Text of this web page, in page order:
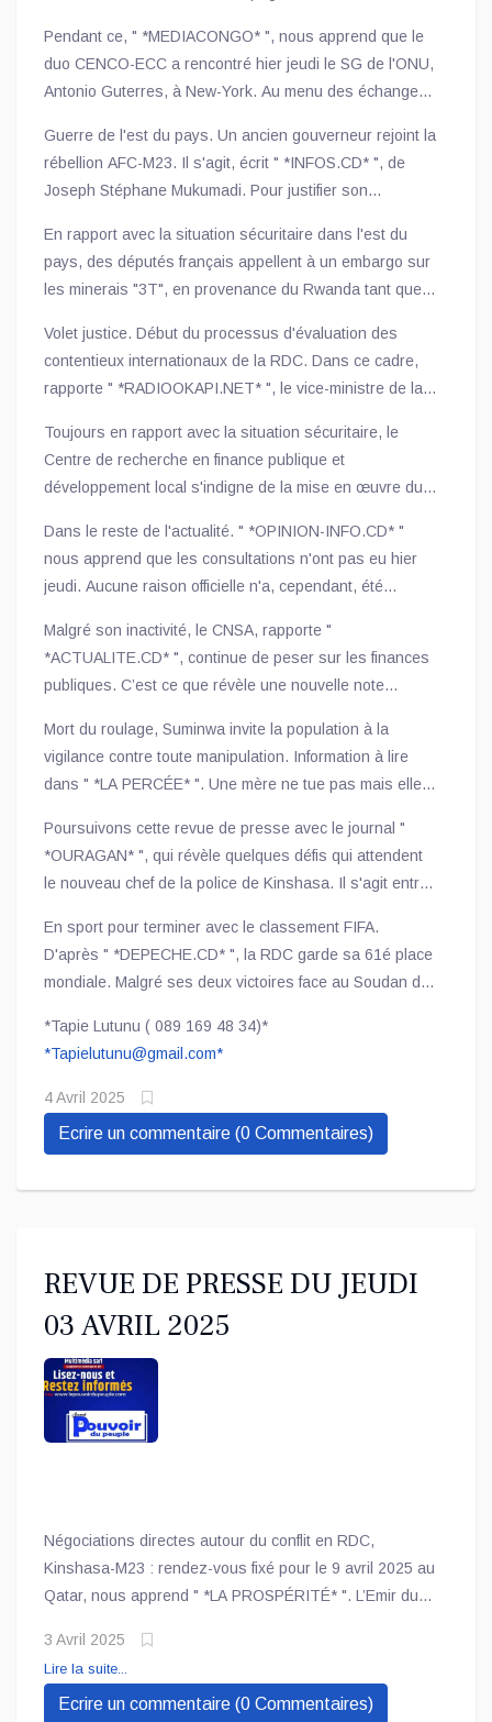
africaines, et de Dan Dunham, directeur du Conseil
national de sécurité pour l’Afrique.
Pendant ce, " *MEDIACONGO* ", nous apprend que le
duo CENCO-ECC a rencontré hier jeudi le SG de l'ONU,
Antonio Guterres, à New-York. Au menu des échanges,
social pour la paix », en RDC. D'après ce média en
ligne, les pères de l'église ont sollicité
l'accompagnement de l'ONU dans cette démarche afin
de mettre en place des mesures drastiques pour la
restauration de la paix dans la partie Est du pays.
Guerre de l'est du pays. Un ancien gouverneur rejoint la
rébellion AFC-M23. Il s'agit, écrit " *INFOS.CD* ", de
Joseph Stéphane Mukumadi. Pour justifier son
Sankuru a accusé l’actuelle classe politique de
maintenir le pays dans une crise permanente et d’avoir
pris en otage les institutions.
En rapport avec la situation sécuritaire dans l'est du
pays, des députés français appellent à un embargo sur
les minerais "3T", en provenance du Rwanda tant que
le 28 mars 2025, la proposition consultée par "
*ACTUALITE.CD* ", plaide notamment pour un embargo
total sur les exportations de minerais dits "3T" (coltan,
étain, tungstène) en provenance du Rwanda, la
suspension des accords économiques et de défense
avec Kigali, ainsi que le gel de l’aide budgétaire directe
Volet justice. Début du processus d'évaluation des
contentieux internationaux de la RDC. Dans ce cadre,
rapporte " *RADIOOKAPI.NET* ", le vice-ministre de la
séjourné à Paris, en France, du 30 mars au 2 avril, pour
la première étape de cette campagne.
Toujours en rapport avec la situation sécuritaire, le
Centre de recherche en finance publique et
développement local s'indigne de la mise en œuvre du
gouvernement sans passer par le parlement. Dans une
interview accordée à " *7SUR7.CD* ", Valéry
Mandianga, coordonnateur national du CREFDL révèle
plusieurs violations qui caractérisent la mise en
application de cette décision
Dans le reste de l'actualité. " *OPINION-INFO.CD* "
nous apprend que les consultations n'ont pas eu hier
jeudi. Aucune raison officielle n'a, cependant, été
la couverture de ces consultations. Aucune suite n'a
pas non plus été donnée pour les journées de ce
vendredi et samedi, déclarées chômées et payées par
le Gouvernement congolais
Malgré son inactivité, le CNSA, rapporte "
*ACTUALITE.CD* ", continue de peser sur les finances
publiques. C’est ce que révèle une nouvelle note
qualifie le CNSA d’« institution fantôme ».
Mort du roulage, Suminwa invite la population à la
vigilance contre toute manipulation. Information à lire
dans " *LA PERCÉE* ". Une mère ne tue pas mais elle
appris avec un profond regret le décès du brigadier
Kabeya Fiston. Par ailleurs, elle invite la
population à la vigilance contre toute manipulation, car
les enquêtes sont déjà en cours.
Poursuivons cette revue de presse avec le journal "
*OURAGAN* ", qui révèle quelques défis qui attendent
le nouveau chef de la police de Kinshasa. Il s'agit entre
enlèvement, embouteillages... Bankulu Kantu va devoir
faire face aux nombreux
défis aux conséquences incalculables pour la
mégapole.
En sport pour terminer avec le classement FIFA.
D'après " *DEPECHE.CD* ", la RDC garde sa 61é place
mondiale. Malgré ses deux victoires face au Soudan du
lors de la 5è et 6è journée des éliminatoires pour le
mondial 2026, les Léopards restent immobiles au
classement du mois en cours.
*Tapie Lutunu ( 089 169 48 34)*
*Tapielutunu@gmail.com*
4 Avril 2025
Ecrire un commentaire (0 Commentaires)
REVUE DE PRESSE DU JEUDI
03 AVRIL 2025
Négociations directes autour du conflit en RDC,
Kinshasa-M23 : rendez-vous fixé pour le 9 avril 2025 au
Qatar, nous apprend " *LA PROSPÉRITÉ* ". L’Emir du
active pour le règlement pacifique du conflit qui secoue
la partie Est de la RDC.
3 Avril 2025
Lire la suite...
Ecrire un commentaire (0 Commentaires)